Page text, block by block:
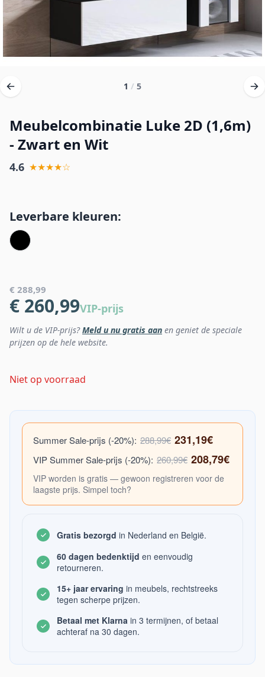
1 / 5
Meubelcombinatie Luke 2D (1,6m)
- Zwart en Wit
4.6 ★★★★☆
Leverbare kleuren:
€ 288,99
€ 260,99VIP-prijs
Wilt u de VIP-prijs?Meld u nu gratis aan en geniet de speciale
prijzen op de hele website.
Niet op voorraad
Summer Sale-prijs (-20%): 288,99€ 231,19€
VIP Summer Sale-prijs (-20%): 260,99€ 208,79€
VIP worden is gratis — gewoon registreren voor de
laagste prijs. Simpel toch?
Gratis bezorgd in Nederland en België.
60 dagen bedenktijd en eenvoudig
retourneren.
15+ jaar ervaring in meubels, rechtstreeks
tegen scherpe prijzen.
Betaal met Klarna in 3 termijnen, of betaal
achteraf na 30 dagen.